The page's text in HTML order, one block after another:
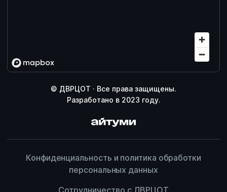
© ДВРЦОТ · Все права защищены.
Разработано в 2023 году.
Конфиденциальность и политика обработки
персональных данных
Сотрудничество с ДВРЦОТ